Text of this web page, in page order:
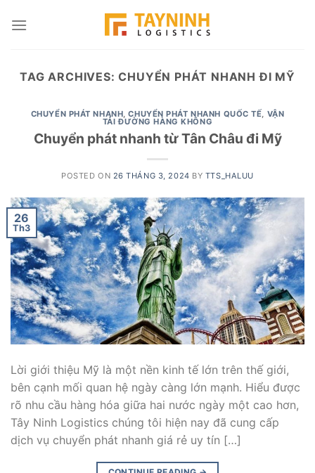
TAG ARCHIVES:CHUYỂN PHÁT NHANH ĐI MỸ
CHUYỂN PHÁT NHANH,CHUYỂN PHÁT NHANH QUỐC TẾ, VẬN
TẢI ĐƯỜNG HÀNG KHÔNG
Chuyển phát nhanh từ Tân Châu đi Mỹ
POSTED ON 26 THÁNG 3, 2024 BY TTS_HALUU
26
Th3
Lời giới thiệu Mỹ là một nền kinh tế lớn trên thế giới,
bên cạnh mối quan hệ ngày càng lớn mạnh. Hiểu được
rõ nhu cầu hàng hóa giữa hai nước ngày một cao hơn,
Tây Ninh Logistics chúng tôi hiện nay đã cung cấp
dịch vụ chuyển phát nhanh giá rẻ uy tín […]